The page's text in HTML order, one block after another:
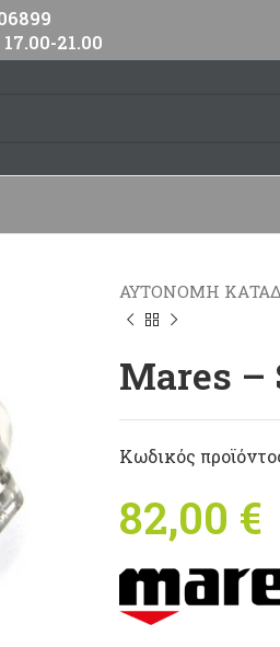
21.00
ΑΥΤΟΝΟΜΗ
Mares –
Κωδικός
82,00 €